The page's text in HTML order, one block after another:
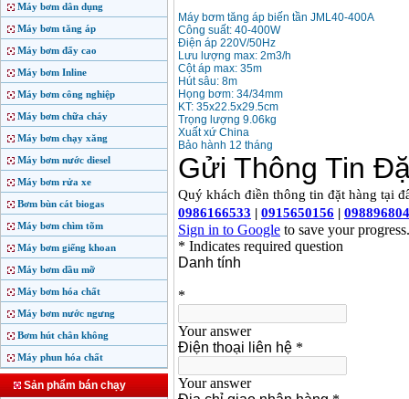
Máy bơm dân dụng
Máy bơm tăng áp
Máy bơm đẩy cao
Máy bơm Inline
Máy bơm công nghiệp
Máy bơm chữa cháy
Máy bơm chạy xăng
Máy bơm nước diesel
Máy bơm rửa xe
Bơm bùn cát biogas
Máy bơm chìm tõm
Máy bơm giếng khoan
Máy bơm dầu mỡ
Máy bơm hóa chất
Máy bơm nước ngưng
Bơm hút chân không
Máy phun hóa chất
Sản phẩm bán chạy
Máy bơm tăng áp biến tần JML40-400A
Công suất: 40-400W
Điện áp 220V/50Hz
Lưu lượng max: 2m3/h
Cột áp max: 35m
Hút sâu: 8m
Họng bơm: 34/34mm
KT: 35x22.5x29.5cm
Trọng lượng 9.06kg
Xuất xứ China
Bảo hành 12 tháng